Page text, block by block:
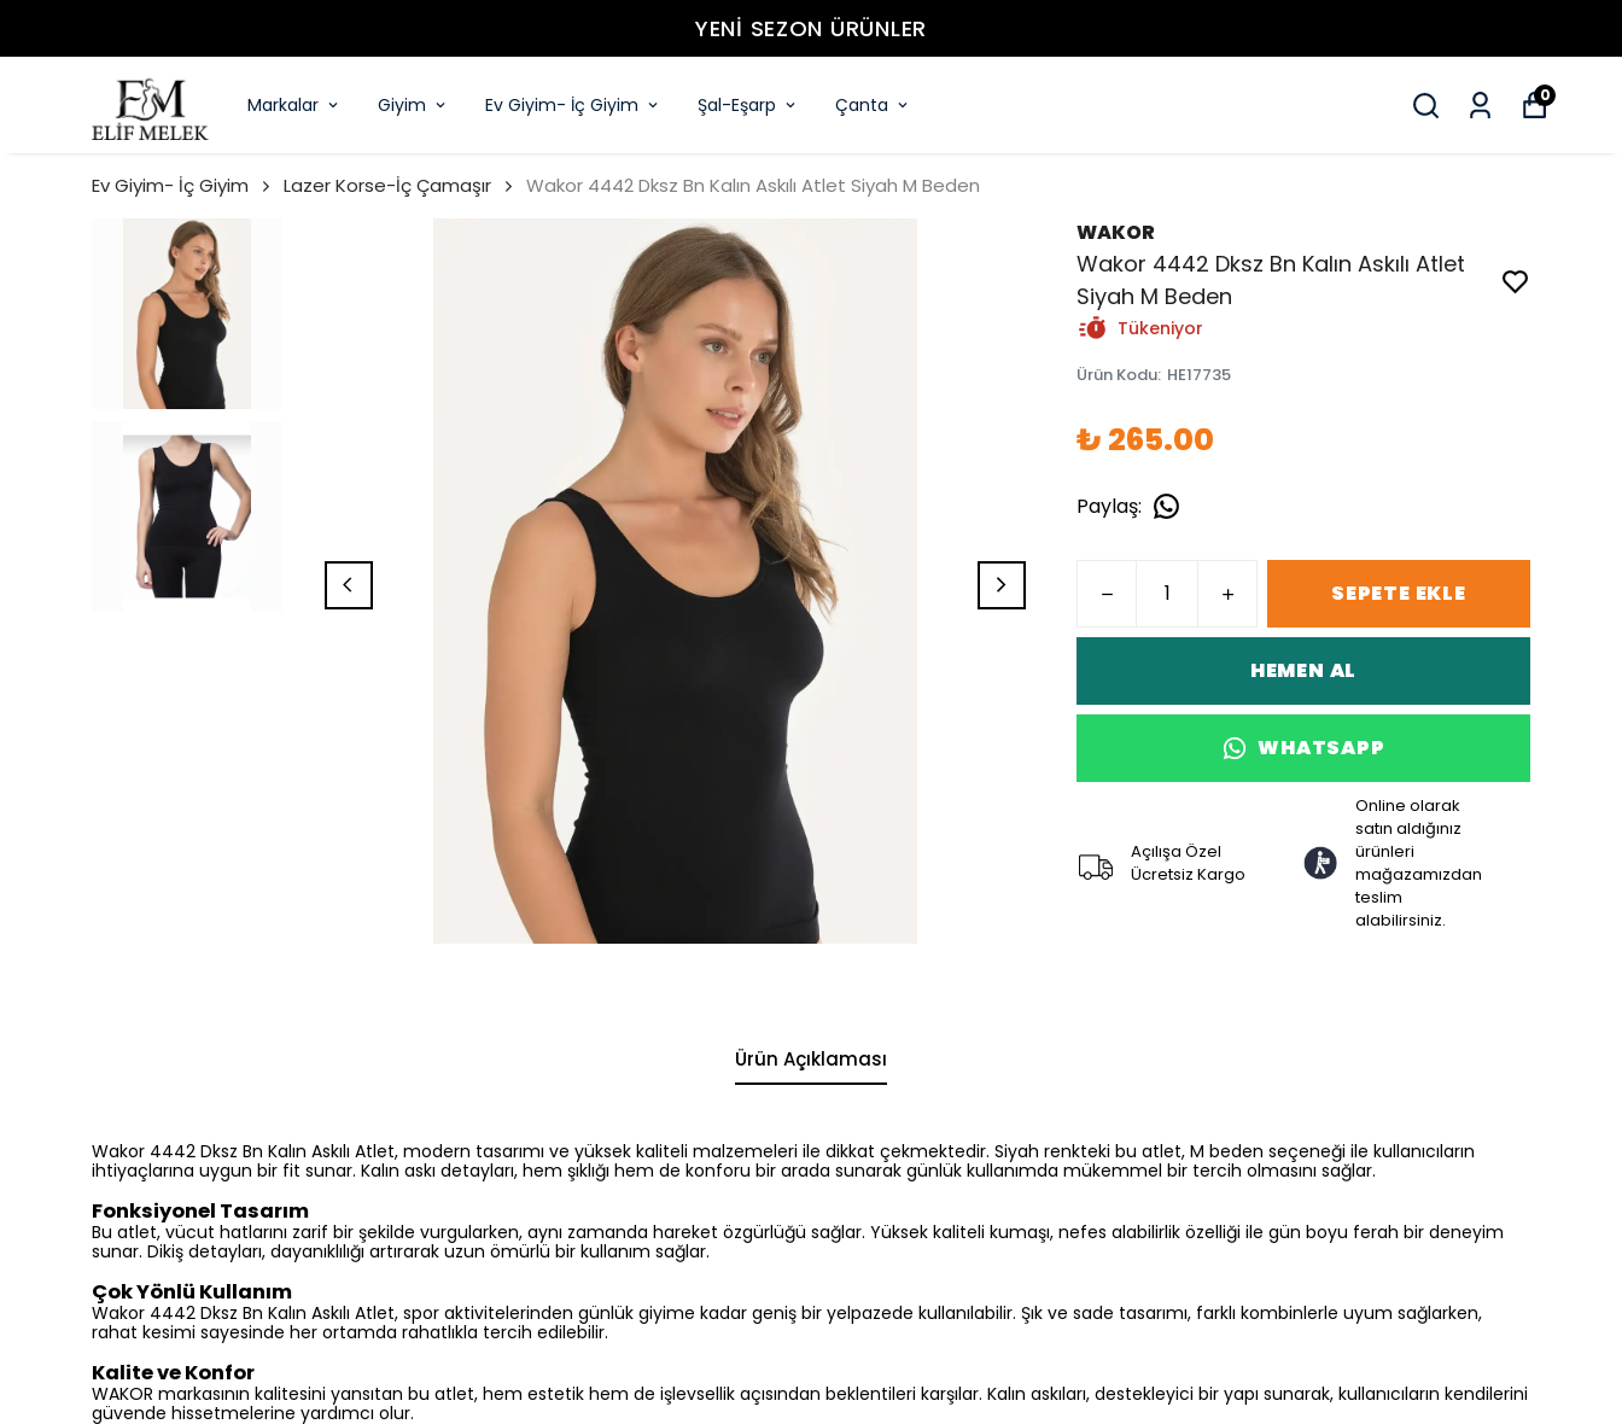
YENİ SEZON ÜRÜNLER
Markalar Giyim Ev Giyim- İç Giyim Şal-Eşarp Çanta 0
Ev Giyim- İç Giyim Lazer Korse-İç Çamaşır Wakor 4442 Dksz Bn Kalın Askılı Atlet Siyah M Beden
WAKOR
Wakor 4442 Dksz Bn Kalın Askılı Atlet
Siyah M Beden
Tükeniyor
Ürün Kodu: HE17735
₺ 265.00
Paylaş:
SEPETE EKLE
HEMEN AL
WHATSAPP
Açılışa Özel
Ücretsiz Kargo
Online olarak
satın aldığınız
ürünleri
mağazamızdan
teslim
alabilirsiniz.
Ürün Açıklaması
Wakor 4442 Dksz Bn Kalın Askılı Atlet, modern tasarımı ve yüksek kaliteli malzemeleri ile dikkat çekmektedir. Siyah renkteki bu atlet, M beden seçeneği ile kullanıcıların
ihtiyaçlarına uygun bir fit sunar. Kalın askı detayları, hem şıklığı hem de konforu bir arada sunarak günlük kullanımda mükemmel bir tercih olmasını sağlar.
Fonksiyonel Tasarım
Bu atlet, vücut hatlarını zarif bir şekilde vurgularken, aynı zamanda hareket özgürlüğü sağlar. Yüksek kaliteli kumaşı, nefes alabilirlik özelliği ile gün boyu ferah bir deneyim
sunar. Dikiş detayları, dayanıklılığı artırarak uzun ömürlü bir kullanım sağlar.
Çok Yönlü Kullanım
Wakor 4442 Dksz Bn Kalın Askılı Atlet, spor aktivitelerinden günlük giyime kadar geniş bir yelpazede kullanılabilir. Şık ve sade tasarımı, farklı kombinlerle uyum sağlarken,
rahat kesimi sayesinde her ortamda rahatlıkla tercih edilebilir.
Kalite ve Konfor
WAKOR markasının kalitesini yansıtan bu atlet, hem estetik hem de işlevsellik açısından beklentileri karşılar. Kalın askıları, destekleyici bir yapı sunarak, kullanıcıların kendilerini
güvende hissetmelerine yardımcı olur.